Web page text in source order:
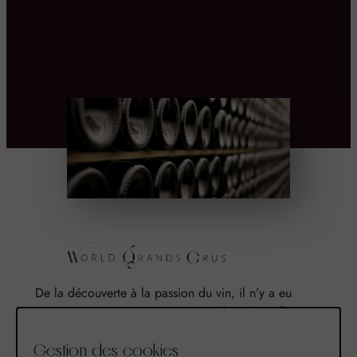
De la découverte à la passion du vin, il n’y a eu
qu’un pas. Un pas que nous avons franchi en faisant
là est né World Grands Crus avec pour mission de
Gestion des cookies